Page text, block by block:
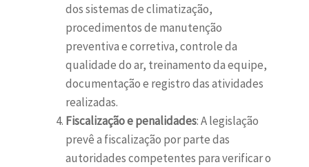
dos sistemas de climatização,
procedimentos de manutenção
preventiva e corretiva, controle da
qualidade do ar, treinamento da equipe,
documentação e registro das atividades
realizadas.
Fiscalização e penalidades: A legislação
prevê a fiscalização por parte das
autoridades competentes para verificar o